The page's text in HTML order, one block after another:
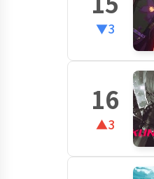
▼3
16
▲3